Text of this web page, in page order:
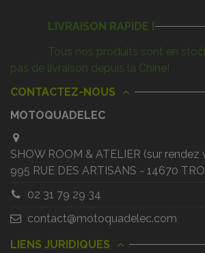
LIVRAISON RAPIDE !
Tous nos produits sont en
pas de livraison depuis la Chine!
CONTACTEZ-NOUS
MOTOQUADELEC
SHOW ROOM & ATELIER (sur
995 RUE DES ARTISANS - 14670
02 31 79 29 34
contact@motoquadelec.com
LIENS JURIDIQUES